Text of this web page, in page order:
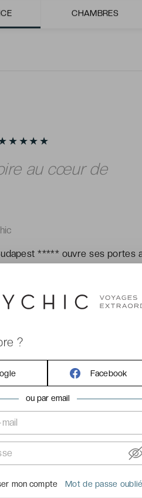
CHAMBRES
Brasserie et Atrium, au
★★★★★
au cœur de
***** ouvre ses
bains thermaux de la
tel, que l’hôtel devient une
y trouvez aujourd’hui
Budapest, optez pour le
séjour à
en cliquant ici
?
Facebook
ou par email
mon compte Mot de passe